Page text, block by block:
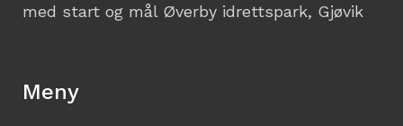
med start og mål Øverby idrettspark, Gjøvik
Meny